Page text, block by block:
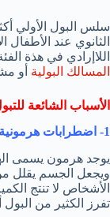
سلس البول الأولي
الثانوي عند
اللاإرادي في هذة
المسالك البولية أو
الأسباب الشائعة
1- اضطرابات هرمونية :
ويجعل الجسم يقلل
تفرز الكثير من البول